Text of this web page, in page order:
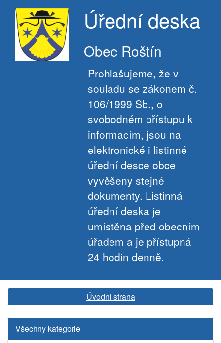
Úřední deska
Obec Roštín
Prohlašujeme, že v
souladu se zákonem č.
106/1999 Sb., o
svobodném přístupu k
informacím, jsou na
elektronické i listinné
úřední desce obce
vyvěšeny stejné
dokumenty. Listinná
úřední deska je
umístěna před obecním
úřadem a je přístupná
24 hodin denně.
Úvodní strana
Všechny kategorie